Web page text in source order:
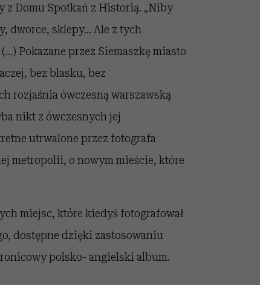
z Domu Spotkań z Historią. „Niby
dworce, sklepy... Ale z tych
Pokazane przez Siemaszkę miasto
bez blasku, bez
rozjaśnia ówczesną warszawską
nikt z ówczesnych jej
utrwalone przez fotografa
metropolii, o nowym mieście, które
miejsc, które kiedyś fotografował
dostępne dzięki zastosowaniu
polsko- angielski album.